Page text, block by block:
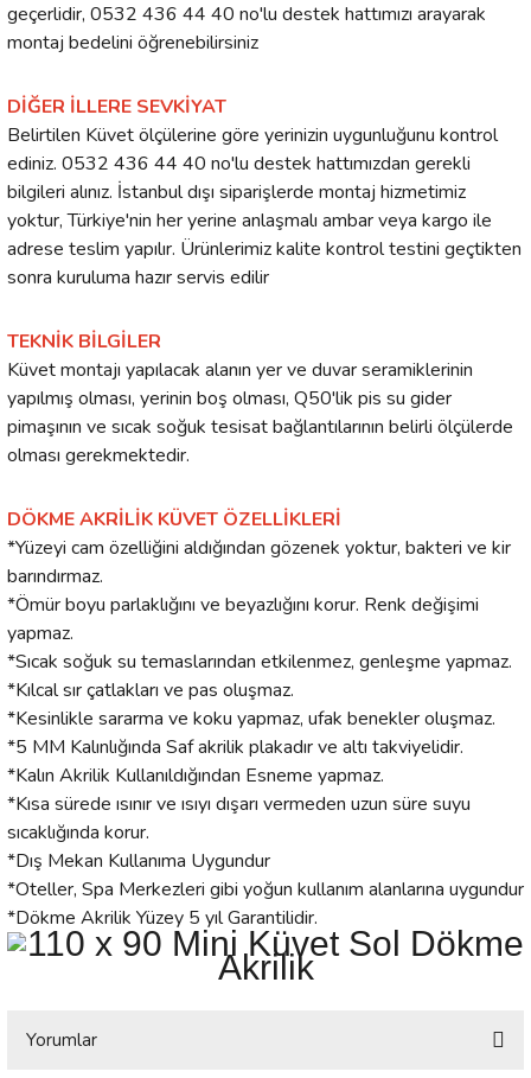
geçerlidir, 0532 436 44 40 no'lu destek hattımızı arayarak
montaj bedelini öğrenebilirsiniz
DİĞER İLLERE SEVKİYAT
Belirtilen Küvet ölçülerine göre yerinizin uygunluğunu kontrol
ediniz. 0532 436 44 40 no'lu destek hattımızdan gerekli
bilgileri alınız. İstanbul dışı siparişlerde montaj hizmetimiz
yoktur, Türkiye'nin her yerine anlaşmalı ambar veya kargo ile
adrese teslim yapılır. Ürünlerimiz kalite kontrol testini geçtikten
sonra kuruluma hazır servis edilir
TEKNİK BİLGİLER
Küvet montajı yapılacak alanın yer ve duvar seramiklerinin
yapılmış olması, yerinin boş olması, Q50'lik pis su gider
pimaşının ve sıcak soğuk tesisat bağlantılarının belirli ölçülerde
olması gerekmektedir.
DÖKME AKRİLİK KÜVET ÖZELLİKLERİ
*Yüzeyi cam özelliğini aldığından gözenek yoktur, bakteri ve kir
barındırmaz.
*Ömür boyu parlaklığını ve beyazlığını korur. Renk değişimi
yapmaz.
*Sıcak soğuk su temaslarından etkilenmez, genleşme yapmaz.
*Kılcal sır çatlakları ve pas oluşmaz.
*Kesinlikle sararma ve koku yapmaz, ufak benekler oluşmaz.
*5 MM Kalınlığında Saf akrilik plakadır ve altı takviyelidir.
*Kalın Akrilik Kullanıldığından Esneme yapmaz.
*Kısa sürede ısınır ve ısıyı dışarı vermeden uzun süre suyu
sıcaklığında korur.
*Dış Mekan Kullanıma Uygundur
*Oteller, Spa Merkezleri gibi yoğun kullanım alanlarına uygundur
*Dökme Akrilik Yüzey 5 yıl Garantilidir.
Yorumlar